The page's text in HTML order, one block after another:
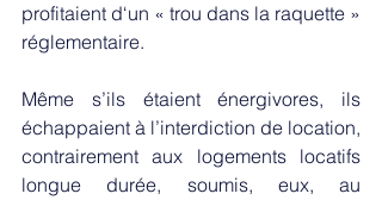
profitaient d‘un « trou dans la raquette »
réglementaire.
Même s’ils étaient énergivores, ils
échappaient à l’interdiction de location,
contrairement aux logements locatifs
longue durée, soumis, eux, au